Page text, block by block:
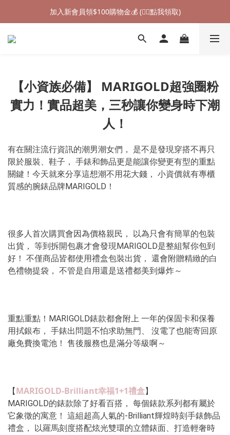
加入新會員領$100購物金💰 (👉🏻點我領取)
加入新會員領$100購物金💰 (👉🏻點我領取)
七夕情人節禮物❤85折起 (👉🏻點我探索)
【小資族必備】 MARIGOLD超強圈粉
實力！實品超美，三秒讓你變身時下潮
人！
有在關注流行資訊的潮男潮女們， 是不是發現穿搭不再只
限於服裝、鞋子， 手錶和飾品更是能讓你變更有型的重點
關鍵！今天就來分享這想潮不用花大錢， 小資價就有專櫃
質感的腕錶品牌MARIGOLD！
很多人首次購買會因為價格親民， 以為只會有簡單的包裝
出貨， 等到拆開包裹才會發現MARIGOLD是整組幫你包到
好！ 不僅商品皆都使用禮盒包裝出貨， 還會附贈精緻的白
色禮物提袋， 不管是自用還是送禮都美到爆炸～
重點重點！MARIGOLD錶款都會附上 一年的保固卡和保養
用拭銀布， 手錶出問題不怕求助無門、 沒電了也能寄回原
廠免費換電池！ 售後服務也是滿分等級啊～
【MARIGOLD-Brilliant幸福1+1禮盒】
MARIGOLD的錶款除了好看百搭， 每個錶款系列都有屬於
它象徵的寓意！ 這組超高人氣的-Brilliant輝煌時刻手錶飾品
禮盒， 以羅馬刻度搭配炫光雙環的立體錶面、打造輕奢時